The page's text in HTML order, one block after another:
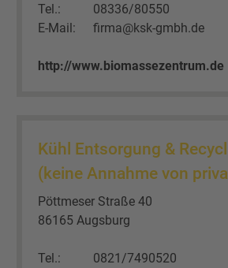
Tel.:
08336/80550
E-Mail:
firma@ksk-gmbh.de
http://www.biomassezentrum.de
Kühl Entsorgung &
(keine Annahme von
Pöttmeser Straße 40
86165 Augsburg
Tel.:
0821/7490520